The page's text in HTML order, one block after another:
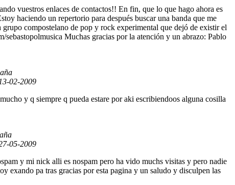
vuestros enlaces de contactos!! En fin, que lo que hago ahora es
haciendo un repertorio para después buscar una banda que me
compostelano de pop y rock experimental que dejó de existir el
sebastopolmusica Muchas gracias por la atención y un abrazo: Pablo
02-2009
y q siempre q pueda estare por aki escribiendoos alguna cosilla
05-2009
y mi nick alli es nospam pero ha vido muchs visitas y pero nadie
exando pa tras gracias por esta pagina y un saludo y disculpen las